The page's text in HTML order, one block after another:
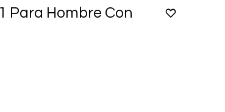
Para Hombre Con